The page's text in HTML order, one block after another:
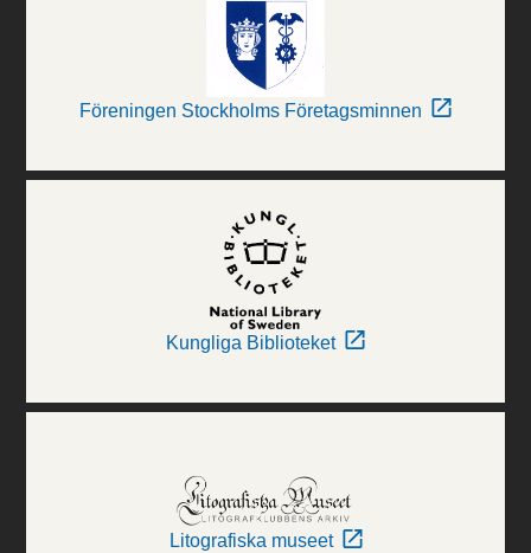
Föreningen Stockholms Företagsminnen
Kungliga Biblioteket
Litografiska museet